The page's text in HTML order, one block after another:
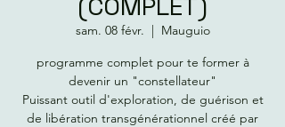
sam. 08 févr.
  |
Mauguio
programme complet pour te former à
devenir un "constellateur"
Puissant outil d'exploration, de guérison et
de libération transgénérationnel créé par